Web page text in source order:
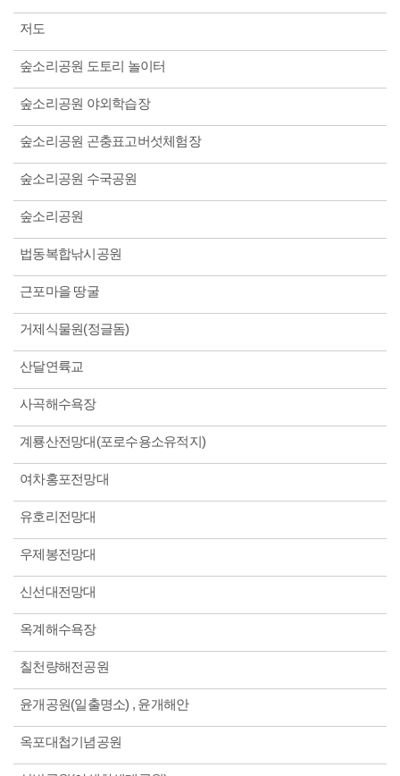
저도
숲소리공원 도토리 놀이터
숲소리공원 야외학습장
숲소리공원 곤충표고버섯체험장
숲소리공원 수국공원
숲소리공원
법동복합낚시공원
근포마을 땅굴
거제식물원(정글돔)
산달연륙교
사곡해수욕장
계룡산전망대(포로수용소유적지)
여차홍포전망대
유호리전망대
우제봉전망대
신선대전망대
옥계해수욕장
칠천량해전공원
윤개공원(일출명소) , 윤개해안
옥포대첩기념공원